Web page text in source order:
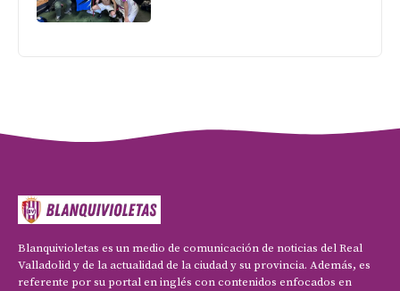
Blanquivioletas es un medio de comunicación de noticias del Real
Valladolid y de la actualidad de la ciudad y su provincia. Además, es
referente por su portal en inglés con contenidos enfocados en